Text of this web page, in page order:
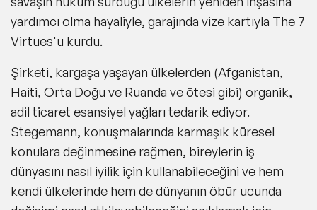
yardımcı olma hayaliyle, garajında vize kartıyla The 7
Virtues'u kurdu.
Şirketi, kargaşa yaşayan ülkelerden (Afganistan,
Haiti, Orta Doğu ve Ruanda ve ötesi gibi) organik,
adil ticaret esansiyel yağları tedarik ediyor.
Stegemann, konuşmalarında karmaşık küresel
konulara değinmesine rağmen, bireylerin iş
dünyasını nasıl iyilik için kullanabileceğini ve hem
kendi ülkelerinde hem de dünyanın öbür ucunda